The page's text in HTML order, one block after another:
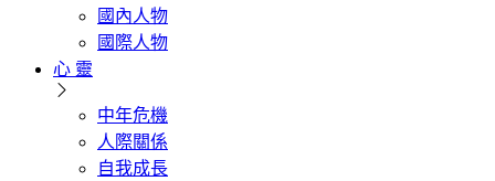
國內人物
國際人物
心 靈
中年危機
人際關係
自我成長